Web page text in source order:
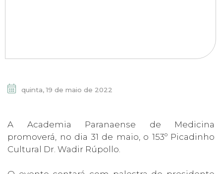
quinta, 19 de maio de 2022
A Academia Paranaense de Medicina
promoverá, no dia 31 de maio, o 153º Picadinho
Cultural Dr. Wadir Rúpollo.